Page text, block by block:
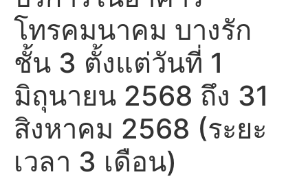
โทรคมนาคม บางรัก
ชั้น 3 ตั้งแต่วันที่ 1
มิถุนายน 2568 ถึง 31
สิงหาคม 2568 (ระยะ
เวลา 3 เดือน)